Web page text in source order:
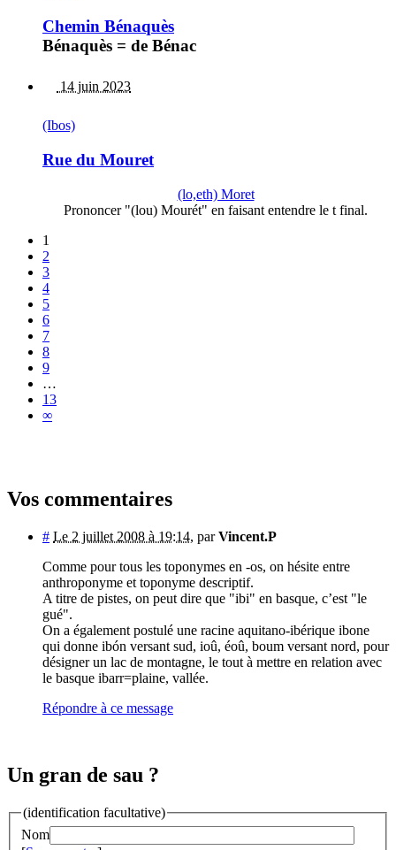
Chemin Bénaquès
Bénaquès = de Bénac
14 juin 2023
(Ibos)
Rue du Mouret
(lo,eth) Moret
Prononcer "(lou) Mourét" en faisant entendre le t final.
1
2
3
4
5
6
7
8
9
…
13
∞
Vos commentaires
# Le 2 juillet 2008 à 19:14, parVincent.P
Comme pour tous les toponymes en -os, on hésite entre
anthroponyme et toponyme descriptif.
A titre de pistes, on peut dire que "ibi" en basque, c’est "le
gué".
On a également postulé une racine aquitano-ibérique ibone
qui donne ibón versant sud, ioû, éoû, boum versant nord, pour
désigner un lac de montagne, le tout à mettre en relation avec
le basque ibarr=plaine, vallée.
Répondre à ce message
Un gran de sau ?
(identification facultative)
Nom